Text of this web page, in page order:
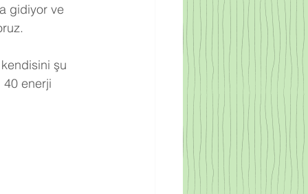
gidiyor ve
kendisini şu
40 enerji